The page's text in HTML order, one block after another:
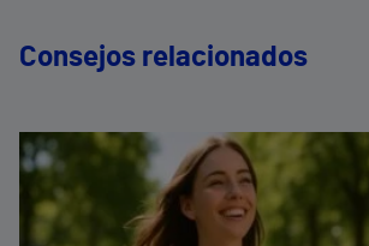
Consejos relacionados